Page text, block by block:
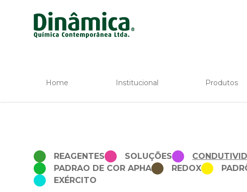
Home Institucional Produtos
REAGENTES SOLUÇÕES
PADRAO DE COR APHA
REDOX
EXÉRCITO